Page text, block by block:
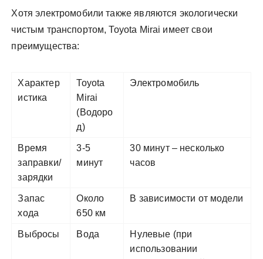
Хотя электромобили также являются экологически
чистым транспортом, Toyota Mirai имеет свои
преимущества:
Характер
истика
Toyota
Mirai
(Водоро
д)
Электромобиль
Время
заправки/
зарядки
3-5
минут
30 минут ‒ несколько
часов
Запас
хода
Около
650 км
В зависимости от модели
Выбросы Вода
Нулевые (при
использовании